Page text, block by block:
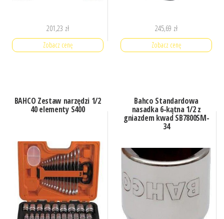
201,23 zł
Zobacz cenę
245,69 zł
Zobacz cenę
BAHCO Zestaw narzędzi 1/2
40 elementy S400
Bahco Standardowa
nasadka 6-kątna 1/2 z
gniazdem kwad SB7800SM-
34